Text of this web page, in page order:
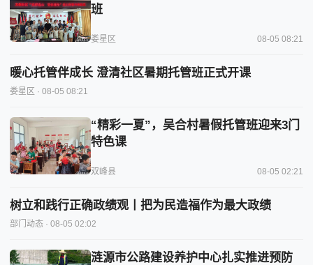
班
娄星区 08-05 08:21
暖心托管伴成长 澄清社区暑期托管班正式开课
娄星区 · 08-05 08:21
“精彩一夏”，吴合村暑假托管班迎来3门
特色课
双峰县 08-05 02:21
树立和践行正确政绩观丨把为民造福作为最大政绩
部门动态 · 08-05 02:02
涟源市公路建设养护中心扎实推进预防